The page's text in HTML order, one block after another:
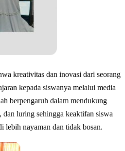
kreativitas dan inovasi dari seorang
kepada siswanya melalui media
berpengaruh dalam mendukung
dan luring sehingga keaktifan siswa
lebih nayaman dan tidak bosan.